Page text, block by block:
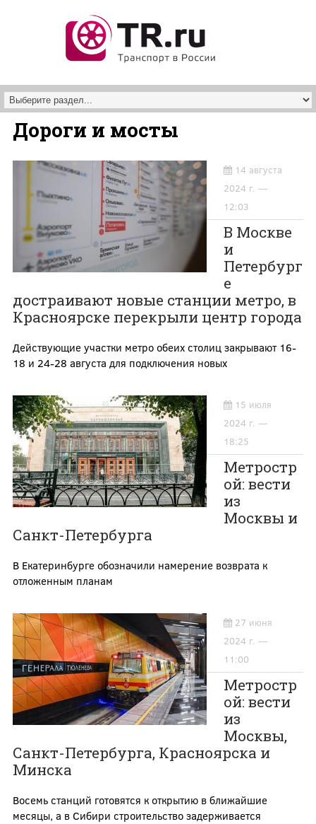
Дороги и мосты
14 августа
2024 г. —
12:03
В Москве
и
Петербург
е
достраивают новые станции метро, в
Красноярске перекрыли центр города
Действующие участки метро обеих столиц закрывают 16-
18 и 24-28 августа для подключения новых
15 июля
2024 г. —
18:25
Метростр
ой: вести
из
Москвы и
Санкт-Петербурга
В Екатеринбурге обозначили намерение возврата к
отложенным планам
27 июня
2024 г. —
11:00
Метростр
ой: вести
из
Москвы,
Санкт-Петербурга, Красноярска и
Минска
Восемь станций готовятся к открытию в ближайшие
месяцы, а в Сибири строительство задерживается